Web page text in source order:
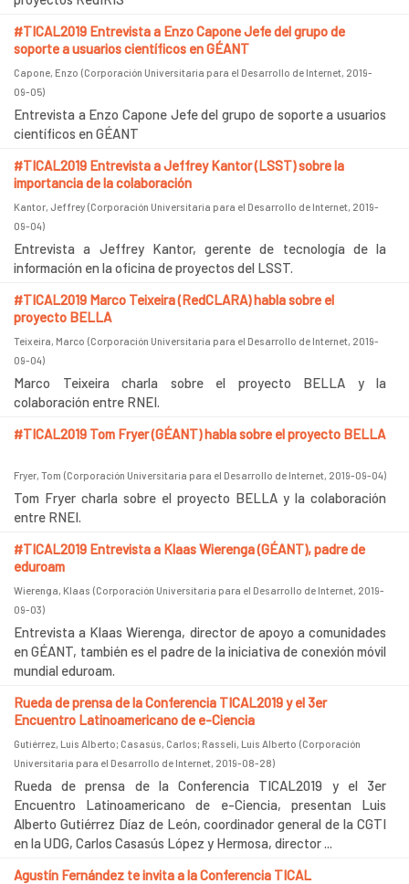
#TICAL2019 Entrevista a Enzo Capone Jefe del grupo de
soporte a usuarios científicos en GÉANT
Capone, Enzo (Corporación Universitaria para el Desarrollo de Internet, 2019-
09-05)
Entrevista a Enzo Capone Jefe del grupo de soporte a usuarios
científicos en GÉANT
#TICAL2019 Entrevista a Jeffrey Kantor (LSST) sobre la
importancia de la colaboración
Kantor, Jeffrey (Corporación Universitaria para el Desarrollo de Internet, 2019-
09-04)
Entrevista a Jeffrey Kantor, gerente de tecnología de la
información en la oficina de proyectos del LSST.
#TICAL2019 Marco Teixeira (RedCLARA) habla sobre el
proyecto BELLA
Teixeira, Marco (Corporación Universitaria para el Desarrollo de Internet, 2019-
09-04)
Marco Teixeira charla sobre el proyecto BELLA y la
colaboración entre RNEI.
#TICAL2019 Tom Fryer (GÉANT) habla sobre el proyecto BELLA
Fryer, Tom (Corporación Universitaria para el Desarrollo de Internet, 2019-09-04)
Tom Fryer charla sobre el proyecto BELLA y la colaboración
entre RNEI.
#TICAL2019 Entrevista a Klaas Wierenga (GÉANT), padre de
eduroam
Wierenga, Klaas (Corporación Universitaria para el Desarrollo de Internet, 2019-
09-03)
Entrevista a Klaas Wierenga, director de apoyo a comunidades
en GÉANT, también es el padre de la iniciativa de conexión móvil
mundial eduroam.
Rueda de prensa de la Conferencia TICAL2019 y el 3er
Encuentro Latinoamericano de e-Ciencia
Gutiérrez, Luis Alberto; Casasús, Carlos; Rasseli, Luis Alberto (Corporación
Universitaria para el Desarrollo de Internet, 2019-08-28)
Rueda de prensa de la Conferencia TICAL2019 y el 3er
Encuentro Latinoamericano de e-Ciencia, presentan Luis
Alberto Gutiérrez Díaz de León, coordinador general de la CGTI
en la UDG, Carlos Casasús López y Hermosa, director ...
Agustín Fernández te invita a la Conferencia TICAL